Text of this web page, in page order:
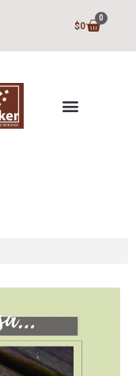
$0
0